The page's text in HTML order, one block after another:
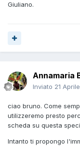
Giuliano.
Annamaria
Inviato 21
ciao bruno. Come
utilizzeremo presto
scheda su questa
Intanto ti propongo